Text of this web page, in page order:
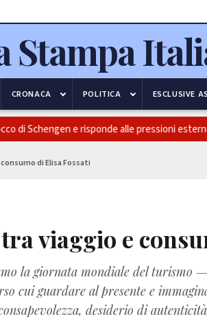
CRONACA POLITICA ESCLUSIVE
Schengen e risponde alle pressioni esterne
di Elisa Fossati
viaggio e
la giornata mondiale del turismo
cui guardare al presente e
desiderio di